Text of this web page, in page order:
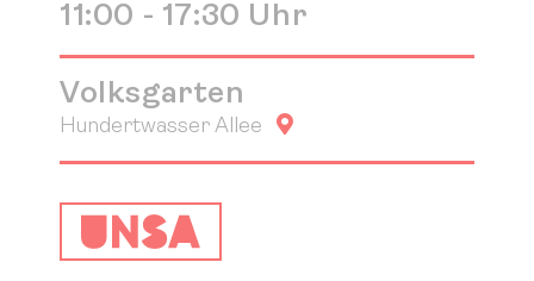
11:00 - 17:30 Uhr
Volksgarten
Hundertwasser Allee Google Maps